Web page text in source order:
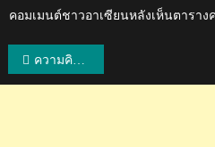
คอมเมนต์ชาวอาเซียนหลังเห็นตาราง
แนะแนว
ความคิดเห็นชาวอาเซียนหลังทราบว่าเมืองทองเซ็นสัญญายืมตัวโอ แบนซุค ผู้เล่นทีมชาติเกาหลีใต้